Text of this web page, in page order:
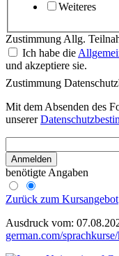
Weiteres
Zustimmung Allg.
Ich habe die
und akzeptiere sie.
Zustimmung
Mit dem Absenden des
unserer
Anmelden
benötigte Angaben
Zurück zum Kursangebot
Ausdruck vom:
german.com/